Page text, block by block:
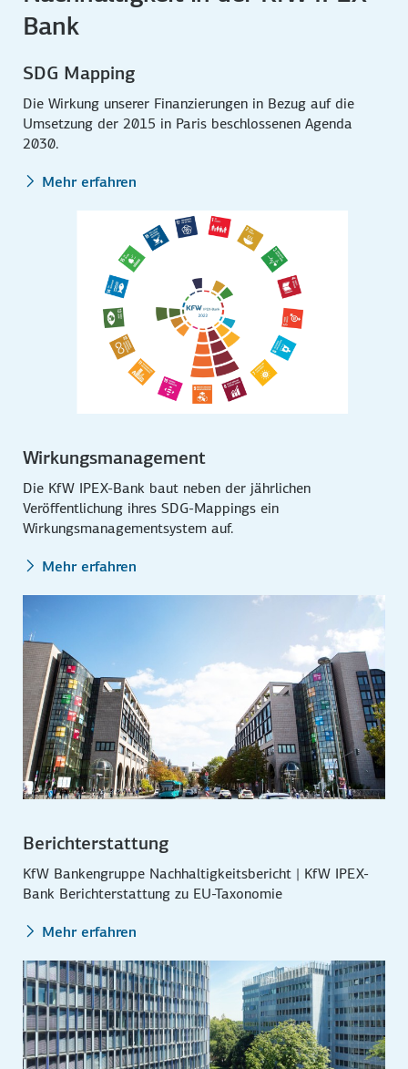
Bank
SDG Mapping
Die Wirkung unserer Finanzierungen in Bezug auf die
Umsetzung der 2015 in Paris beschlossenen Agenda
2030.
Mehr erfahren
Wirkungsmanagement
Die KfW IPEX-Bank baut neben der jährlichen
Veröffentlichung ihres SDG-Mappings ein
Wirkungsmanagementsystem auf.
Mehr erfahren
Berichterstattung
KfW Bankengruppe Nachhaltigkeitsbericht | KfW IPEX-
Bank Berichterstattung zu EU-Taxonomie
Mehr erfahren